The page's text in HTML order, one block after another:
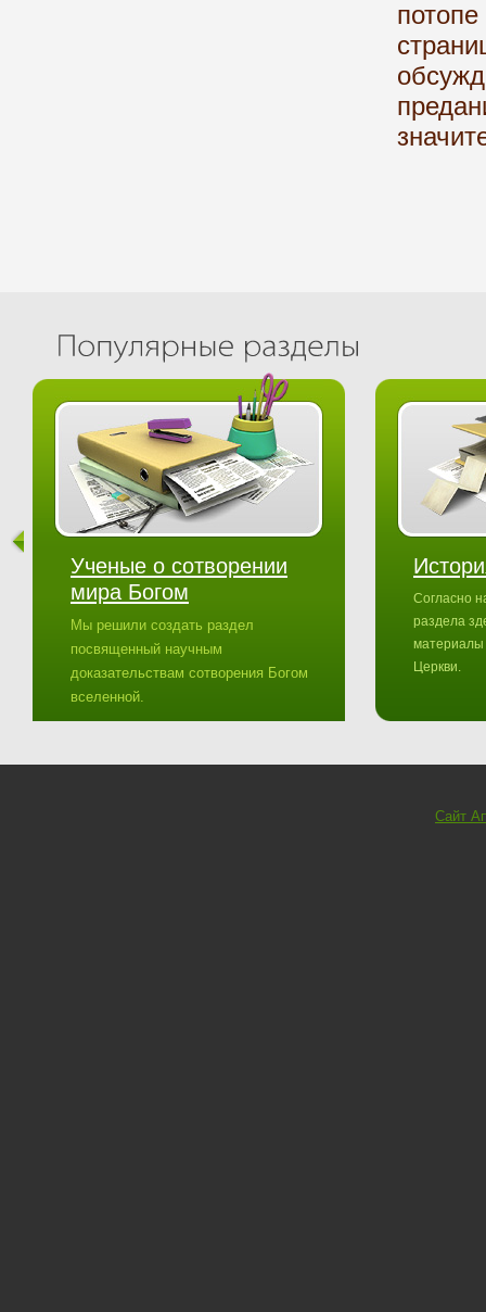
Ученые о сотворении
мира Богом
Мы решили создать раздел
посвященный научным
доказательствам сотворения Богом
вселенной.
Согласно
раздела
Церкви.
Сайт